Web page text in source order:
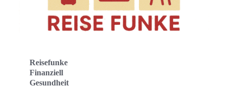
Reisefunke
Finanziell
Gesundheit